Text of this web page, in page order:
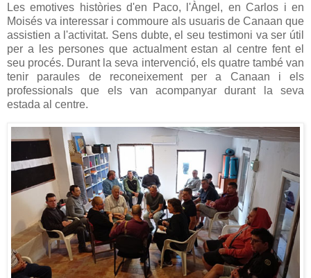
Les emotives històries d'en Paco,
l'Àngel, en Carlos i en
Moisés va interessar i commoure als usuaris de Canaan que
assistien a l'activitat. Sens dubte, el seu testimoni va ser útil
per a les persones que actualment estan al centre fent el
seu procés. Durant la seva intervenció, els quatre també van
tenir paraules de reconeixement per a Canaan i els
professionals que els van acompanyar durant la seva
estada al centre.